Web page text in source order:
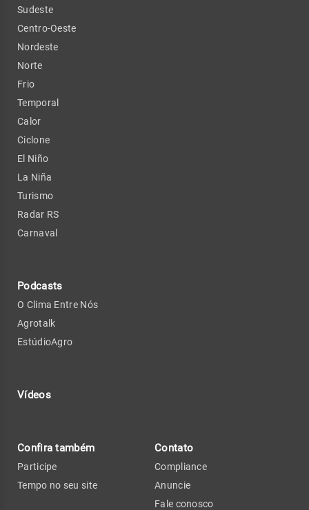
Sudeste
Centro-Oeste
Nordeste
Norte
Frio
Temporal
Calor
Ciclone
El Niño
La Niña
Turismo
Radar RS
Carnaval
Podcasts
O Clima Entre Nós
Agrotalk
EstúdioAgro
Vídeos
Confira também
Participe
Tempo no seu site
Contato
Compliance
Anuncie
Fale conosco